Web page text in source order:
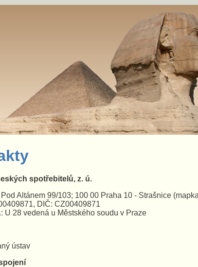
spotřebitelů, z. ú.
Altánem 99/103; 100 00 Praha 10 - Strašnice
DIČ: CZ00409871
U 28 vedená u Městského soudu v Praze
ústav